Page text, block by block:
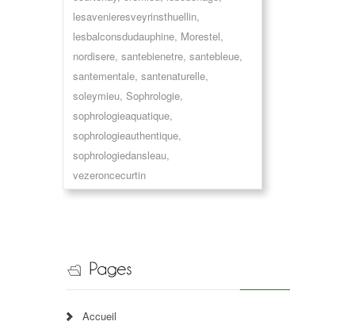
lesavenieresveyrinsthuellin,
lesbalconsdudauphine, Morestel,
nordisere, santebienetre, santebleue,
santementale, santenaturelle,
soleymieu, Sophrologie,
sophrologieaquatique,
sophrologieauthentique,
sophrologiedansleau,
vezeroncecurtin
Accueil